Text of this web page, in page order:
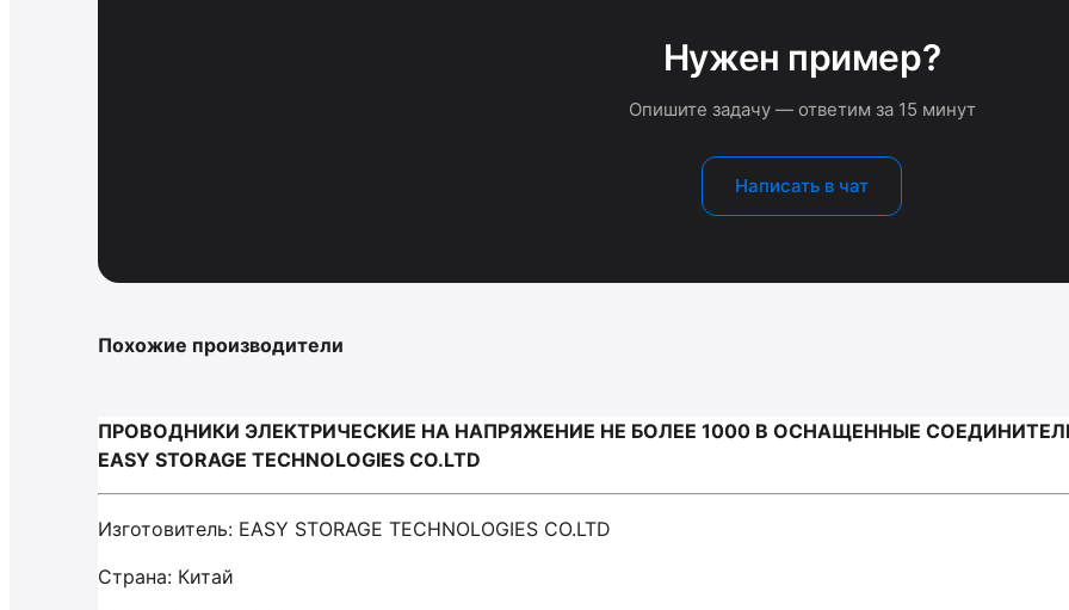
Нужен пример?
Опишите задачу — ответим за 15 минут
Написать в чат
Похожие производители
ПРОВОДНИКИ ЭЛЕКТРИЧЕСКИЕ НА НАПРЯЖЕНИЕ НЕ БОЛЕЕ 1000 В ОСНАЩЕННЫЕ
EASY STORAGE TECHNOLOGIES CO.LTD
Изготовитель: EASY STORAGE TECHNOLOGIES CO.LTD
Страна: Китай